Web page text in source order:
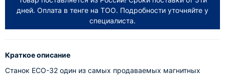
дней. Оплата в тенге на ТОО. Подробности уточняйте у
специалиста.
Краткое описание
Станок ECO-32 один из самых продаваемых магнитных